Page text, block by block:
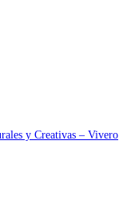
y Creativas – Vivero